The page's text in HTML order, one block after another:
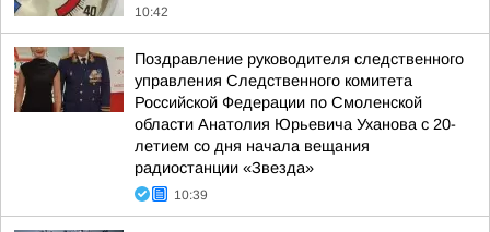
10:42
Поздравление руководителя следственного
управления Следственного комитета
Российской Федерации по Смоленской
области Анатолия Юрьевича Уханова с 20-
летием со дня начала вещания
радиостанции «Звезда»
10:39